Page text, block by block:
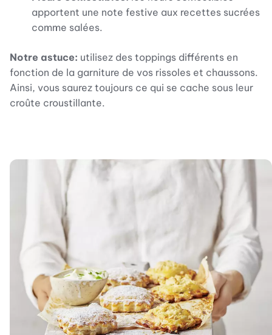
apportent une note festive aux recettes sucrées
comme salées.
Notre astuce: utilisez des toppings différents en
fonction de la garniture de vos rissoles et chaussons.
Ainsi, vous saurez toujours ce qui se cache sous leur
croûte croustillante.